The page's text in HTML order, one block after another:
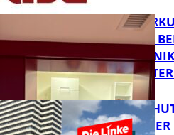
FB News
FB Gesundheit
NEUER
TREFFPUNKT
IM
EIN
NOTWENDIGER